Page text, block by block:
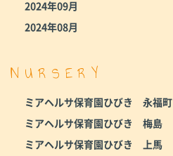
2024年09月
2024年08月
NURSERY
ミアヘルサ保育園ひびき 永福町
ミアヘルサ保育園ひびき 梅島
ミアヘルサ保育園ひびき 上馬